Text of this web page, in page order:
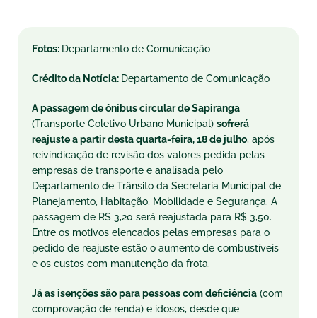
Fotos: Departamento de Comunicação
Crédito da Notícia: Departamento de Comunicação
A passagem de ônibus circular de Sapiranga
(Transporte Coletivo Urbano Municipal) sofrerá
reajuste a partir destaquarta-feira, 18 de julho, após
reivindicação de revisão dos valores pedida pelas
empresas de transporte e analisada pelo
Departamento de Trânsito da Secretaria Municipal de
Planejamento, Habitação, Mobilidade e Segurança. A
passagem de R$ 3,20 será reajustada para R$ 3,50.
Entre os motivos elencados pelas empresas para o
pedido de reajuste estão o aumento de combustíveis
e os custos com manutenção da frota.
Já as isenções são para pessoas com deficiência (com
comprovação de renda) e idosos, desde que